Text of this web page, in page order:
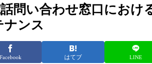
問い合わせ窓口におけ
ナンス
Facebook はてブ LINE